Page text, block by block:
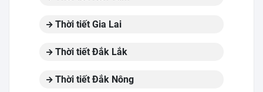
Thời tiết Gia Lai
Thời tiết Đắk Lắk
Thời tiết Đắk Nông